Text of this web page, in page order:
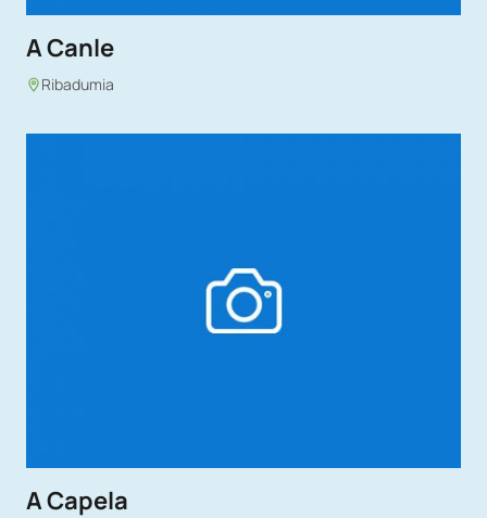
A Canle
Ribadumia
A Capela